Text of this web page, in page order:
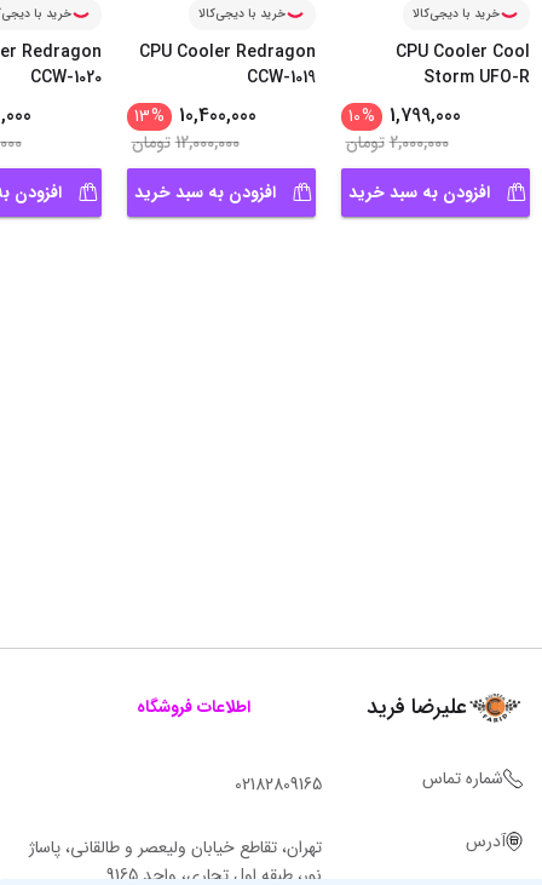
خرید با دیجی‌کالا
CPU Cooler Cool
Storm UFO-R
1,799,000
%
10
2,000,000تومان
افزودن به سبد خرید
خرید با دیجی‌کالا
CPU Cooler Redragon
CCW-1019
10,400,000
%
13
12,000,000تومان
افزودن به سبد خرید
خرید با
Redragon
CCW-1020
افزودن
علیرضا فرید اطلاعات فروشگاه
شماره تماس 02182809165
آدرس
تهران، تقاطع خیابان ولیعصر و طالقانی، پاساژ
نور، طبقه اول تجاری، واحد 9165